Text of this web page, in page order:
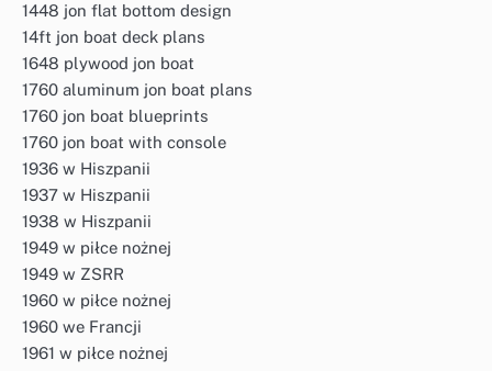
1448 jon flat bottom design
14ft jon boat deck plans
1648 plywood jon boat
1760 aluminum jon boat plans
1760 jon boat blueprints
1760 jon boat with console
1936 w Hiszpanii
1937 w Hiszpanii
1938 w Hiszpanii
1949 w piłce nożnej
1949 w ZSRR
1960 w piłce nożnej
1960 we Francji
1961 w piłce nożnej